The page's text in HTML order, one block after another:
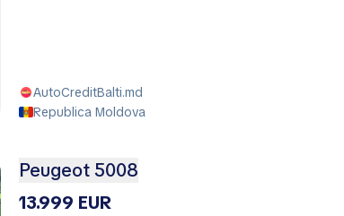
AutoCreditBalti.md
Republica Moldova
Peugeot 5008
13.999 EUR